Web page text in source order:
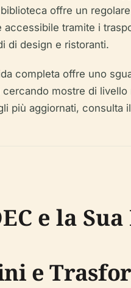
offre un
accessibile tramite i
di design e ristoranti.
completa offre uno
cercando mostre di
più aggiornati, consulta il
e la
e